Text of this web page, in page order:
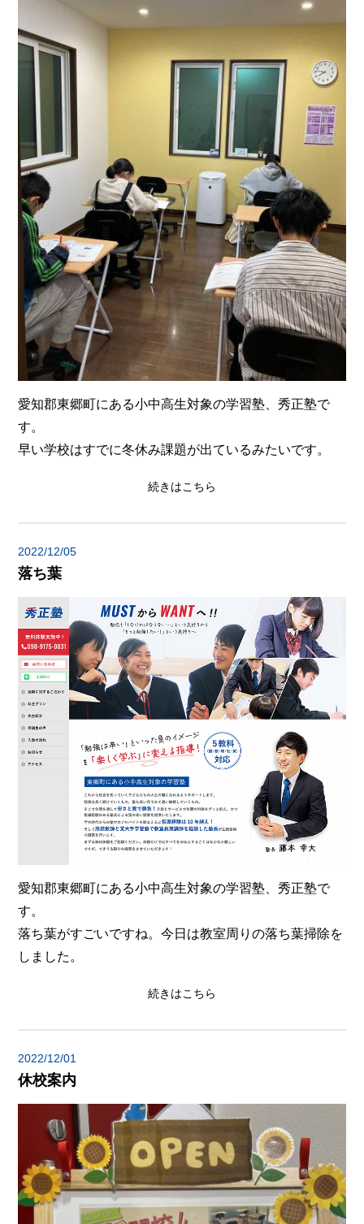
愛知郡東郷町にある小中高生対象の学習塾、秀正塾で
す。
早い学校はすでに冬休み課題が出ているみたいです。
続きはこちら
2022/12/05
落ち葉
愛知郡東郷町にある小中高生対象の学習塾、秀正塾で
す。
落ち葉がすごいですね。今日は教室周りの落ち葉掃除を
しました。
続きはこちら
2022/12/01
休校案内